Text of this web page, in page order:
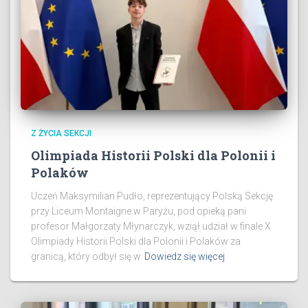
Z ŻYCIA SEKCJI
Olimpiada Historii Polski dla Polonii i
Polaków
Uczeń Maksymilian Pudło, reprezentujący Polską Sekcję
przy Liceum Montaigne w Paryżu, pod opieką pani
profesor Małgorzaty Młynarczyk, wziął udział w finale X
Olimpiady Historii Polski dla Polonii i Polaków za
granicą, który odbył się w Dowiedz się więcej